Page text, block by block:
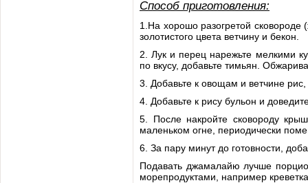
Способ приготовления:
1.На хорошо разогретой сковороде
золотистого цвета ветчину и бекон.
2. Лук и перец нарежьте мелкими
по вкусу, добавьте тимьян.
3. Добавьте к овощам и ветчине
4. Добавьте к рису бульон и
5. После накройте сковороду
маленьком огне, периодически
6. За пару минут до готовности,
Подавать джамалайю лучше
морепродуктами, например